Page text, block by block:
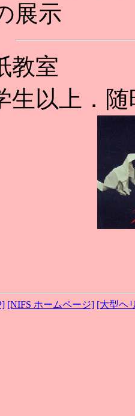
展示
教室
生以上．
[NIFS ホームページ] [大型ヘ